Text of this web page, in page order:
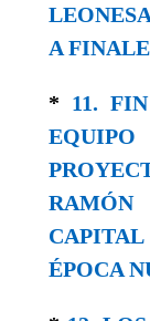
A
* 11.
ÉPOCA